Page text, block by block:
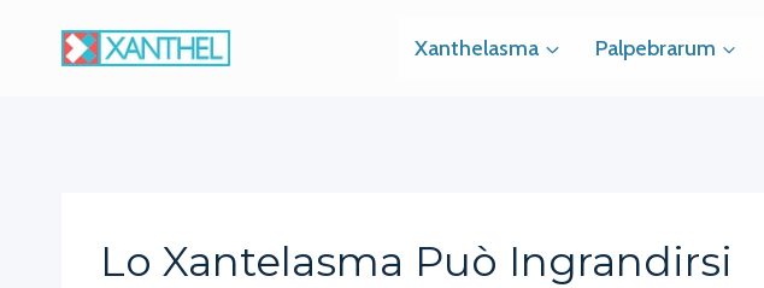
Xanthelasma Palpebrarum
Lo Xantelasma Può Ingrandirsi